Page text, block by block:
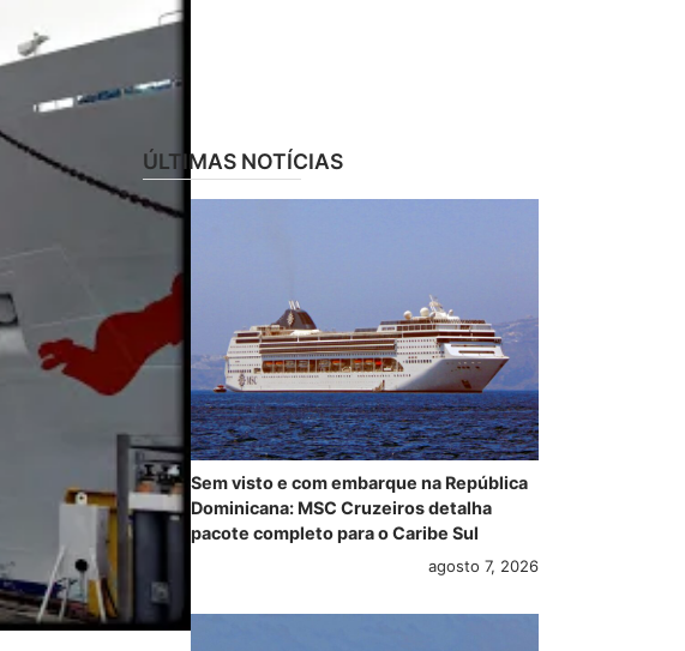
ÚLTIMAS NOTÍCIAS
Sem visto e com embarque na República
Dominicana: MSC Cruzeiros detalha
pacote completo para o Caribe Sul
agosto 7, 2026